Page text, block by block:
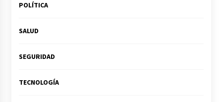
POLÍTICA
SALUD
SEGURIDAD
TECNOLOGÍA